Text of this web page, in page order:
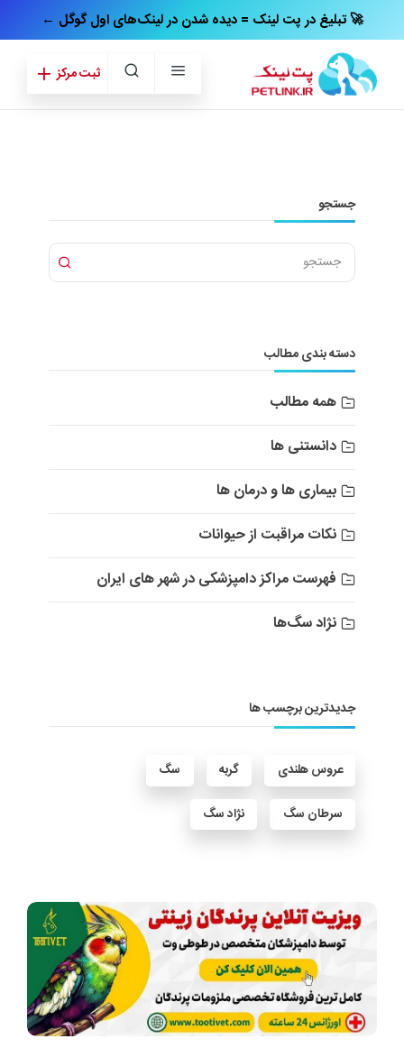
← تبلیغ در پت‌ لینک = دیده شدن در لینک‌های اول گوگل 🚀
ثبت مرکز
جستجو
دسته بندی مطالب
همه مطالب
دانستنی ها
بیماری ها و درمان ها
نکات مراقبت از حیوانات
فهرست مراکز دامپزشکی در شهر های ایران
نژاد سگ‌ها
جدیدترین برچسب ها
عروس هلندی گربه سگ
سرطان سگ نژاد سگ